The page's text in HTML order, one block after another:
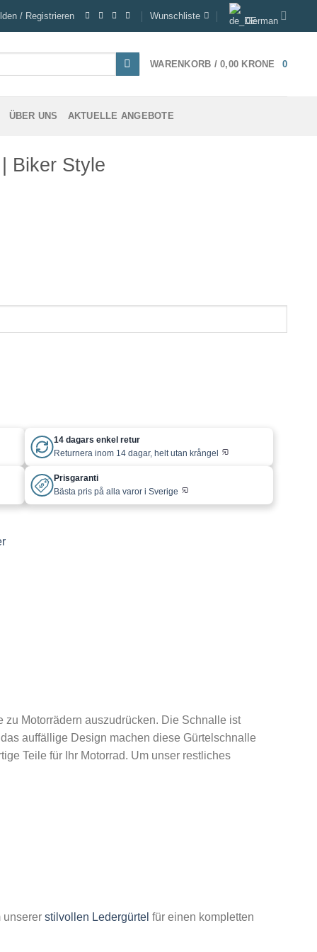
/ Registrieren Wunschliste German
WARENKORB /0,00 KRONE 0
ÜBER UNS AKTUELLE ANGEBOTE
Biker Style
14 dagars enkel retur
Returnera inom 14 dagar, helt utan krångel
Prisgaranti
Bästa pris på alla varor i Sverige
Motorrädern auszudrücken. Die Schnalle ist
auffällige Design machen diese Gürtelschnalle
Teile für Ihr Motorrad. Um unser restliches
unserer stilvollen Ledergürtel für einen kompletten